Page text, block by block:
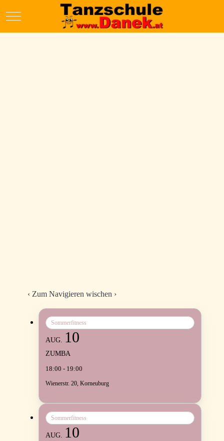
Mobile Menu Toggle
Sommerfitness
AUG. 10
ZUMBA
18:00 - 19:00
Wienerstr. 20, Korneuburg
Sommerfitness
AUG. 10
‹ Zum Navigieren wischen ›